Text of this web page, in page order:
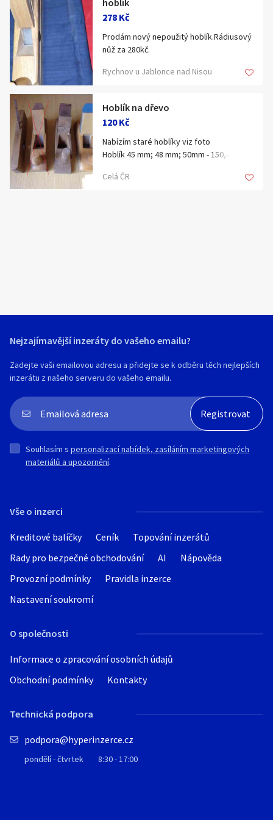
hoblík
278 Kč
Prodám nový nepoužitý hoblík.Rádiusový
nůž za 280kč.
Rychnov u Jablonce nad Nisou
Hoblík na dřevo
120 Kč
Nabízím staré hoblíky viz foto
Hoblík 45 mm; 48 mm; 50mm - 150,- Kč/ ks
Celá ČR
Celá ČR
Hlavní město Praha
Jihočeský kraj
Jihomoravský kraj
Zobrazit všechny regiony
Nabídka/poptávka
Klíčové slovo:
Neuvedeno
Lokalita:
Neuvedeno
Ráno Večer
E-mail
Souhlasím s personalizací nabídek, zasíláním
Vše o inzerci
Kreditové balíčky Ceník
Topování inzerátů
Rady pro bezpečné obchodování
AI
Nápověda
Provozní podmínky
Pravidla inzerce
Nastavení soukromí
O společnosti
Informace o zpracování osobních údajů
Obchodní podmínky
Kontakty
Technická podpora
podpora@hyperinzerce.cz
pondělí - čtvrtek 8:30 - 17:00
Nejzajímavější inzeráty do vašeho emailu?
Zadejte vaši emailovou adresu a přidejte se k odběru těch nejlepších
inzerátu z našeho serveru do vašeho emailu.
Souhlasím s personalizací nabídek, zasíláním marketingových
materiálů a upozornění.